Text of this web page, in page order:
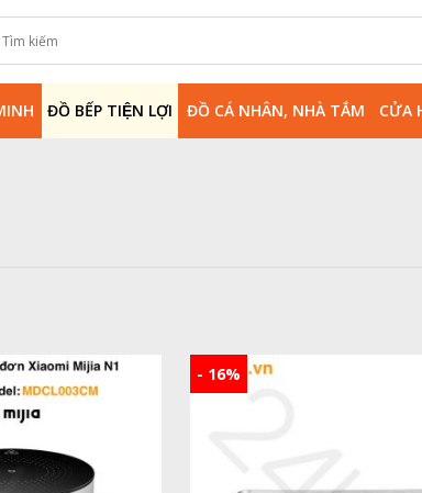
ĐỒ BẾP TIỆN LỢI ĐỒ CÁ NHÂN, NHÀ TẮM CỬA
- 16%